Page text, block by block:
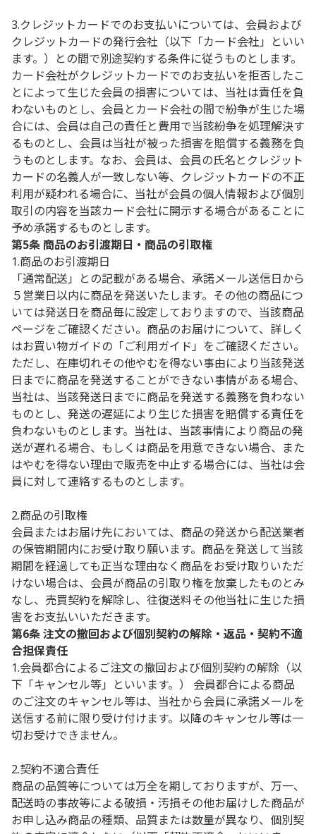
3.クレジットカードでのお支払いについては、会員および
クレジットカードの発行会社（以下「カード会社」といい
ます。）との間で別途契約する条件に従うものとします。
カード会社がクレジットカードでのお支払いを拒否したこ
とによって生じた会員の損害については、当社は責任を負
わないものとし、会員とカード会社の間で紛争が生じた場
合には、会員は自己の責任と費用で当該紛争を処理解決す
るものとし、会員は当社が被った損害を賠償する義務を負
うものとします。なお、会員は、会員の氏名とクレジット
カードの名義人が一致しない等、クレジットカードの不正
利用が疑われる場合に、当社が会員の個人情報および個別
取引の内容を当該カード会社に開示する場合があることに
予め承諾するものとします。
第5条 商品のお引渡期日・商品の引取権
1.商品のお引渡期日
「通常配送」との記載がある場合、承諾メール送信日から
５営業日以内に商品を発送いたします。その他の商品につ
いては発送日を商品毎に設定しておりますので、当該商品
ページをご確認ください。商品のお届けについて、詳しく
はお買い物ガイドの「ご利用ガイド」をご確認ください。
ただし、在庫切れその他やむを得ない事由により当該発送
日までに商品を発送することができない事情がある場合、
当社は、当該発送日までに商品を発送する義務を負わない
ものとし、発送の遅延により生じた損害を賠償する責任を
負わないものとします。当社は、当該事情により商品の発
送が遅れる場合、もしくは商品を用意できない場合、また
はやむを得ない理由で販売を中止する場合には、当社は会
員に対して連絡するものとします。
2.商品の引取権
会員またはお届け先においては、商品の発送から配送業者
の保管期間内にお受け取り願います。商品を発送して当該
期間を経過しても正当な理由なく商品をお受け取りいただ
けない場合は、会員が商品の引取り権を放棄したものとみ
なし、売買契約を解除し、往復送料その他当社に生じた損
害をお支払いいただきます。
第6条 注文の撤回および個別契約の解除・返品・契約不適
合担保責任
1.会員都合によるご注文の撤回および個別契約の解除（以
下「キャンセル等」といいます。） 会員都合による商品
のご注文のキャンセル等は、当社から会員に承諾メールを
送信する前に限り受け付けます。以降のキャンセル等は一
切お受けできません。
2.契約不適合責任
商品の品質等については万全を期しておりますが、万一、
配送時の事故等による破損・汚損その他お届けした商品が
お申し込み商品の種類、品質または数量が異なり、個別契